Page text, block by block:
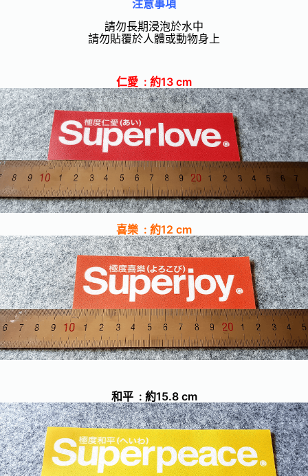
注意事項
請勿長期浸泡於水中
請勿貼覆於人體或動物身上
仁愛 : 約13 cm
喜樂 : 約12 cm
和平 : 約15.8 cm